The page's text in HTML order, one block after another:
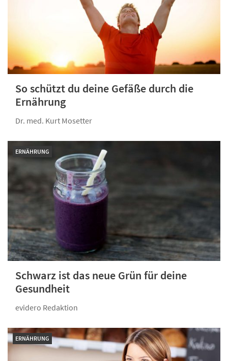
So schützt du deine Gefäße durch die
Ernährung
Dr. med. Kurt Mosetter
ERNÄHRUNG
Schwarz ist das neue Grün für deine
Gesundheit
evidero Redaktion
ERNÄHRUNG